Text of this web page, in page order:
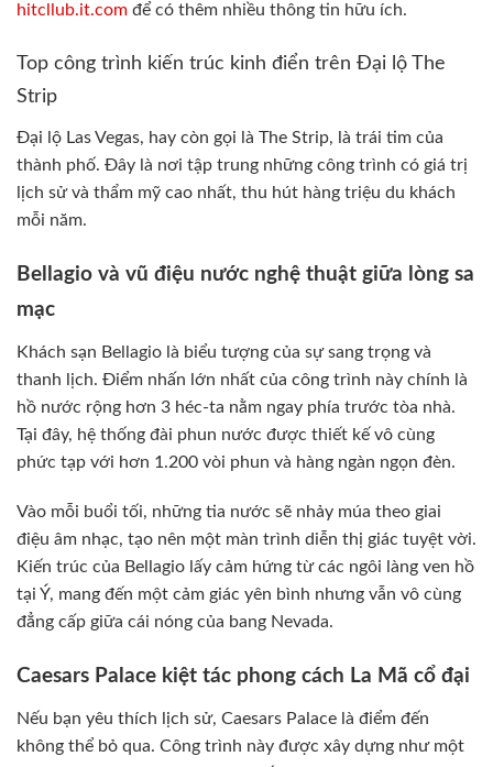
hitcllub.it.com để có thêm nhiều thông tin hữu ích.
Top công trình kiến trúc kinh điển trên Đại lộ The
Strip
Đại lộ Las Vegas, hay còn gọi là The Strip, là trái tim của
thành phố. Đây là nơi tập trung những công trình có giá trị
lịch sử và thẩm mỹ cao nhất, thu hút hàng triệu du khách
mỗi năm.
Bellagio và vũ điệu nước nghệ thuật giữa lòng sa
mạc
Khách sạn Bellagio là biểu tượng của sự sang trọng và
thanh lịch. Điểm nhấn lớn nhất của công trình này chính là
hồ nước rộng hơn 3 héc-ta nằm ngay phía trước tòa nhà.
Tại đây, hệ thống đài phun nước được thiết kế vô cùng
phức tạp với hơn 1.200 vòi phun và hàng ngàn ngọn đèn.
Vào mỗi buổi tối, những tia nước sẽ nhảy múa theo giai
điệu âm nhạc, tạo nên một màn trình diễn thị giác tuyệt vời.
Kiến trúc của Bellagio lấy cảm hứng từ các ngôi làng ven hồ
tại Ý, mang đến một cảm giác yên bình nhưng vẫn vô cùng
đẳng cấp giữa cái nóng của bang Nevada.
Caesars Palace kiệt tác phong cách La Mã cổ đại
Nếu bạn yêu thích lịch sử, Caesars Palace là điểm đến
không thể bỏ qua. Công trình này được xây dựng như một